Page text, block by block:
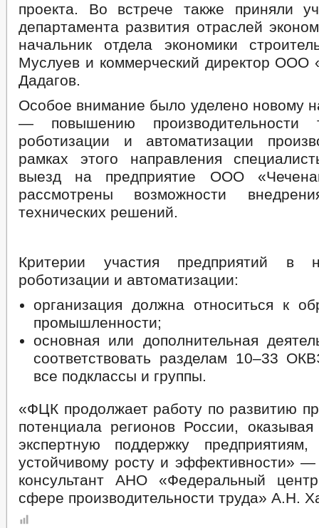
проекта. Во встрече также приняли
департамента развития отраслей
начальник отдела экономики
Муслуев и коммерческий директор ООО
Дадагов.
Особое внимание было уделено новому
— повышению производительности
роботизации и автоматизации
рамках этого направления
выезд на предприятие ООО
рассмотрены возможности
технических решений.
Критерии участия предприятий в
роботизации и автоматизации:
организация должна относиться к
промышленности;
основная или дополнительная
соответствовать разделам 10–33
все подклассы и группы.
«ФЦК продолжает работу по развитию
потенциала регионов России,
экспертную поддержку
устойчивому росту и эффективности» —
консультант АНО «Федеральный
сфере производительности труда» А.Н.